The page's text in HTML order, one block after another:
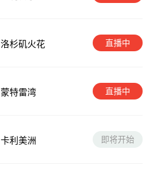
洛杉矶火花 直播中
蒙特雷湾 直播中
卡利美洲 即将开始